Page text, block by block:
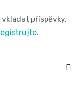
příspěvky.
.